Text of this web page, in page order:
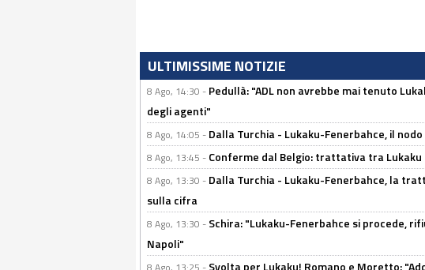
ULTIMISSIME NOTIZIE
8 Ago, 14:30 - Pedullà: "ADL non avrebbe mai tenuto
degli agenti"
8 Ago, 14:05 - Dalla Turchia - Lukaku-Fenerbahce, il
8 Ago, 13:45 - Conferme dal Belgio: trattativa tra
8 Ago, 13:30 - Dalla Turchia - Lukaku-Fenerbahce, la
sulla cifra
8 Ago, 13:30 - Schira: "Lukaku-Fenerbahce si procede,
Napoli"
Svolta per Lukaku! Romano e Moretto: